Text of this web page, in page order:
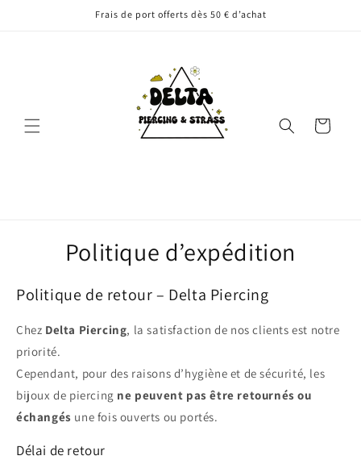
Frais de port offerts dès 50 € d’achat
Panier
Politique d’expédition
Politique de retour – Delta Piercing
Chez Delta Piercing, la satisfaction de nos clients est notre
priorité.
Cependant, pour des raisons d’hygiène et de sécurité, les
bijoux de piercing ne peuvent pas être retournés ou
échangés une fois ouverts ou portés.
Délai de retour